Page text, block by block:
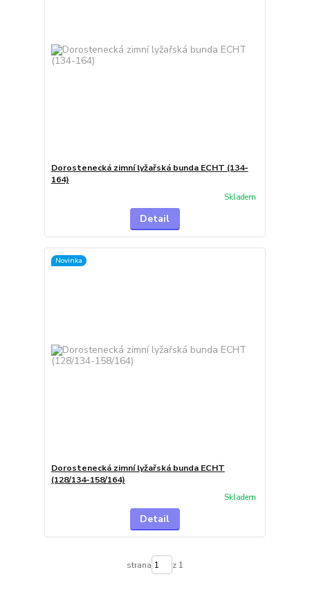
Dorostenecká zimní lyžařská bunda ECHT (134-
164)
Skladem
Detail
Novinka
Dorostenecká zimní lyžařská bunda ECHT
(128/134-158/164)
Skladem
Detail
strana z 1